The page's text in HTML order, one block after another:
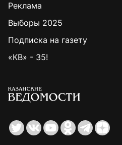
Реклама
Выборы 2025
Подписка на газету
«КВ» - 35!